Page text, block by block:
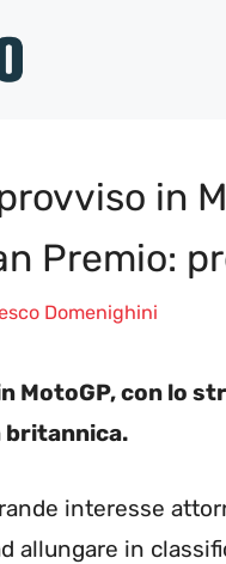
in
Premio:
Domenighini
MotoGP, con lo
britannica.
interesse
allungare in